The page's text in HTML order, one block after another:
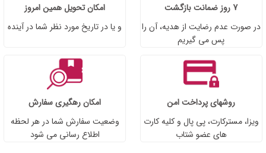
7 روز ضمانت بازگشت
در صورت عدم رضایت از هدیه، آن را
پس می گیریم
امکان تحویل همین امروز
و یا در تاریخ مورد نظر شما در آینده
روشهای پرداخت امن
ویزا، مسترکارت، پی پال و کلیه کارت
های عضو شتاب
امکان رهگیری سفارش
وضعیت سفارش شما در هر لحظه
اطلاع رسانی می شود